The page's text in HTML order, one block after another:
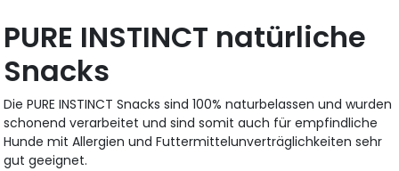
PURE INSTINCT natürliche
Snacks
Die PURE INSTINCT Snacks sind 100% naturbelassen und wurden
schonend verarbeitet und sind somit auch für empfindliche
Hunde mit Allergien und Futtermittelunverträglichkeiten sehr
gut geeignet.